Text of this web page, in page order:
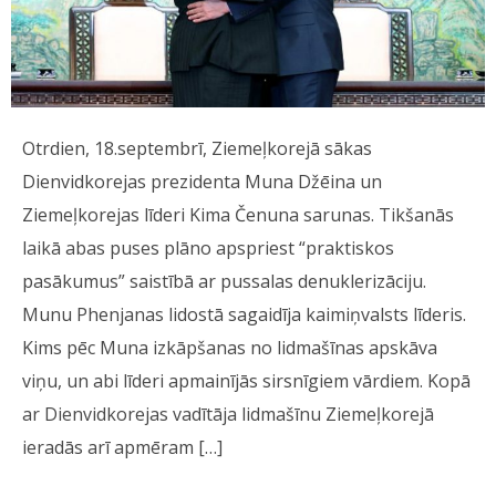
Otrdien, 18.septembrī, Ziemeļkorejā sākas
Dienvidkorejas prezidenta Muna Džēina un
Ziemeļkorejas līderi Kima Čenuna sarunas. Tikšanās
laikā abas puses plāno apspriest “praktiskos
pasākumus” saistībā ar pussalas denuklerizāciju.
Munu Phenjanas lidostā sagaidīja kaimiņvalsts līderis.
Kims pēc Muna izkāpšanas no lidmašīnas apskāva
viņu, un abi līderi apmainījās sirsnīgiem vārdiem. Kopā
ar Dienvidkorejas vadītāja lidmašīnu Ziemeļkorejā
ieradās arī apmēram […]